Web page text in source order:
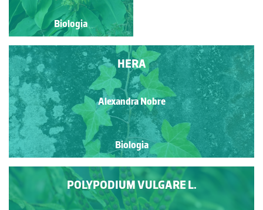
Biologia
HERA
Alexandra Nobre
Biologia
Biologia
POLYPODIUM VULGARE L.